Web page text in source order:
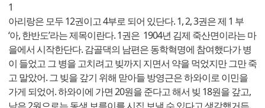
1
아리랑은 모두 12권이고 4부로 되어 있단다. 1, 2, 3권은 제 1 부
‘아, 한반도’라는 제목이란다. 1권은 1904년 김제 죽산면이라는 마
을에서 시작한단다. 감골댁의 남편은 동학혁명에 참여했다가 병
이 들었고 그 병을 고치려고 빚까지 지면서 약을 먹었지만 그만 죽
고 말았어. 그 빚을 갚기 위해 맏아들 방영근은 하와이로 이민을
가게 되었어. 하와이에 가면 20원을 준다고 해서 빚 18원을 갚고,